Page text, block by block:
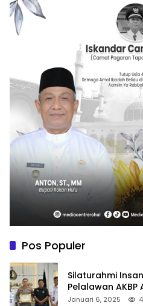
Pos Populer
Silaturahmi
Pelalawan AKBP
Januari 6, 2025